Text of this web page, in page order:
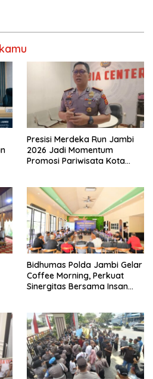
Presisi Merdeka Run Jambi
2026 Jadi Momentum
Promosi Pariwisata Kota
Bidhumas Polda Jambi Gelar
Coffee Morning, Perkuat
Sinergitas Bersama Insan